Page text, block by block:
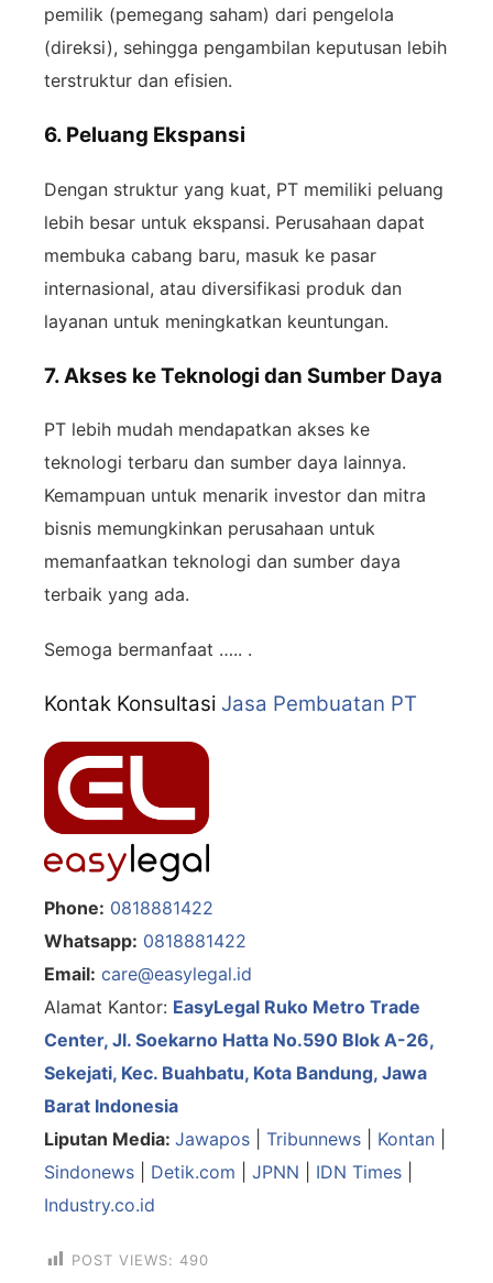
pemilik (pemegang saham) dari pengelola
(direksi), sehingga pengambilan keputusan lebih
terstruktur dan efisien.
6. Peluang Ekspansi
Dengan struktur yang kuat, PT memiliki peluang
lebih besar untuk ekspansi. Perusahaan dapat
membuka cabang baru, masuk ke pasar
internasional, atau diversifikasi produk dan
layanan untuk meningkatkan keuntungan.
7. Akses ke Teknologi dan Sumber Daya
PT lebih mudah mendapatkan akses ke
teknologi terbaru dan sumber daya lainnya.
Kemampuan untuk menarik investor dan mitra
bisnis memungkinkan perusahaan untuk
memanfaatkan teknologi dan sumber daya
terbaik yang ada.
Semoga bermanfaat ….. .
Kontak Konsultasi Jasa Pembuatan PT
Phone: 0818881422
Whatsapp: 0818881422
Email: care@easylegal.id
Alamat Kantor: EasyLegal Ruko Metro Trade
Center, Jl. Soekarno Hatta No.590 Blok A-26,
Sekejati, Kec. Buahbatu, Kota Bandung, Jawa
Barat Indonesia
Liputan Media: Jawapos Tribunnews Kontan
Sindonews
Detik.com JPNN IDN Times
Industry.co.id
POST VIEWS: 490